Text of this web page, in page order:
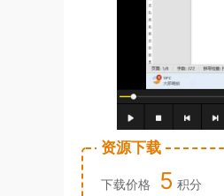
资源下载
下载价格 5 积分